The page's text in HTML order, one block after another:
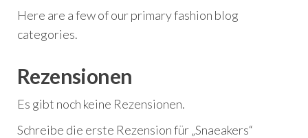
Here are a few of our primary fashion blog
categories.
Rezensionen
Es gibt noch keine Rezensionen.
Schreibe die erste Rezension für „Snaeakers“